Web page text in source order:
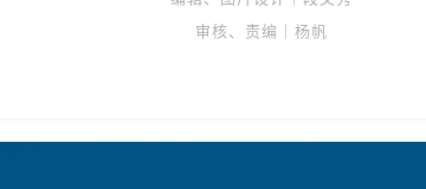
审核、责编｜杨帆